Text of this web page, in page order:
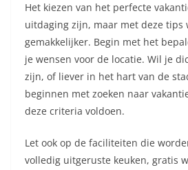
Het kiezen van het perfecte
uitdaging zijn, maar met deze tips
gemakkelijker. Begin met het
je wensen voor de locatie. Wil je
zijn, of liever in het hart van de
beginnen met zoeken naar
deze criteria voldoen.
Let ook op de faciliteiten die
volledig uitgeruste keuken, gratis